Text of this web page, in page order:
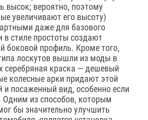
высок; вероятно, поэтому
увеличивают его высоту)
даже для базового
в стиле простоты создают
боковой профиль. Кроме того,
лоскутов вышли из моды в
серебряная краска — дешевый
колесные арки придают этой
посаженный вид, особенно если
Одним из способов, которым
бы значительно улучшить